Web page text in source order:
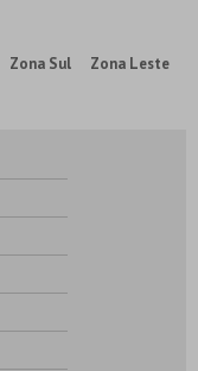
Zona Sul Zona Leste